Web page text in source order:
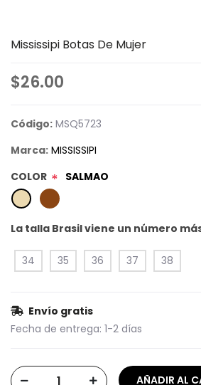
Mississipi Botas De Mujer
$26.00
Código: MSQ5723
Marca: MISSISSIPI
COLOR * SALMAO
La talla Brasil viene un número
34 35 36 37 38
Envío gratis
Fecha de entrega: 1-2 días